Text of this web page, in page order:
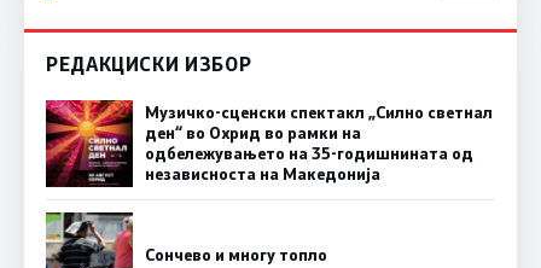
РЕДАКЦИСКИ ИЗБОР
Музичко-сценски спектакл „Силно светнал
ден“ во Охрид во рамки на
одбележувањето на 35-годишнината од
независноста на Македонија
Сончево и многу топло